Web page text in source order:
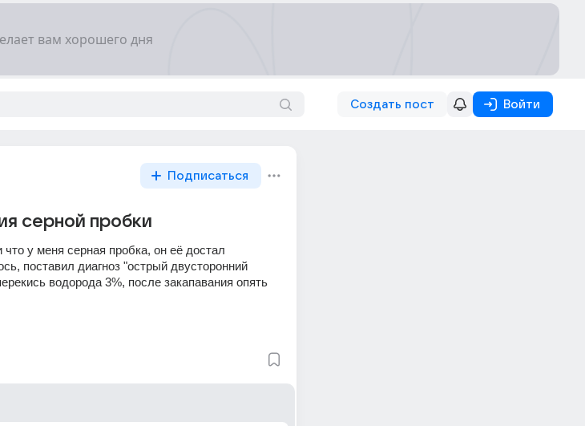
Создать пост Войти
Подписаться
серной пробки
у меня серная пробка, он её достал
поставил диагноз "острый двусторонний
водорода 3%, после закапавания опять